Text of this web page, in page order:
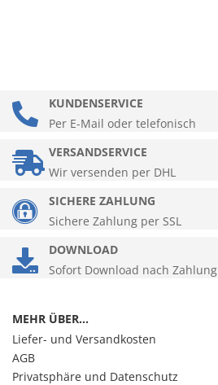
KUNDENSERVICE
Per E-Mail oder telefonisch
VERSANDSERVICE
Wir versenden per DHL
SICHERE ZAHLUNG
Sichere Zahlung per SSL
DOWNLOAD
Sofort Download nach Zahlung
MEHR ÜBER...
Liefer- und Versandkosten
AGB
Privatsphäre und Datenschutz